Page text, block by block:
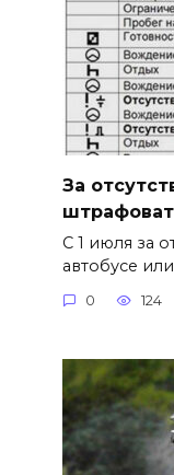
За
С 1 июля за
автобусе
0 124